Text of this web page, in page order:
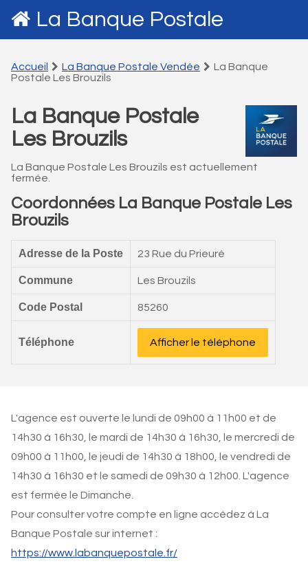
La Banque Postale
Accueil La Banque Postale Vendée
La Banque
Postale Les Brouzils
La Banque Postale
Les Brouzils
La Banque Postale Les Brouzils est actuellement
fermée.
Coordonnées La Banque Postale Les
Brouzils
Adresse de la Poste 23 Rue du Prieuré
Commune Les Brouzils
Code Postal 85260
Téléphone Afficher le téléphone
L'agence est ouverte le lundi de 09h00 à 11h00 et de
14h30 à 16h30, le mardi de 14h30 à 16h30, le mercredi de
09h00 à 11h00, le jeudi de 14h30 à 18h00, le vendredi de
14h30 à 16h30 et le samedi de 09h30 à 12h00. L'agence
est fermée le Dimanche.
Pour consulter votre compte en ligne accédez à La
Banque Postale sur internet :
https://www.labanquepostale.fr/